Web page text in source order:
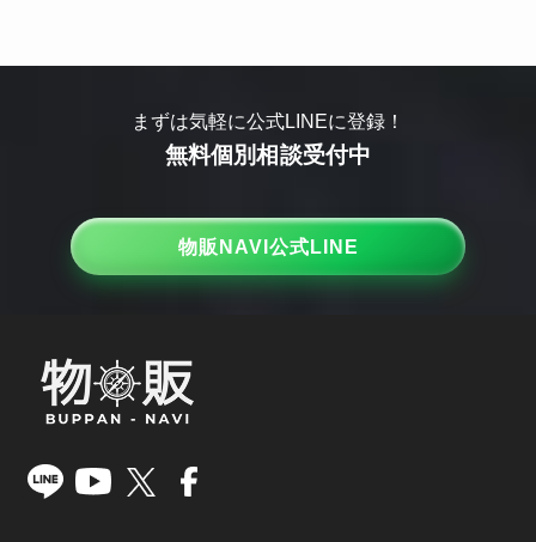
まずは気軽に公式LINEに登録！
無料個別相談受付中
物販NAVI公式LINE